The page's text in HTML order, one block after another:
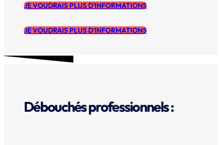
JE VOUDRAIS PLUS D'INFORMATIONS
JE VOUDRAIS PLUS D'INFORMATIONS
Débouchés professionnels :